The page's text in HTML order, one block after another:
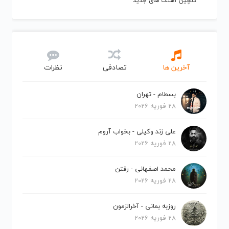
آخرین ها تصادفی نظرات
بسطام - تهران
28 فوریه 2026
علی زند وکیلی - بخواب آروم
28 فوریه 2026
محمد اصفهانی - رفتن
28 فوریه 2026
روزبه بمانی - آخرالزمون
28 فوریه 2026